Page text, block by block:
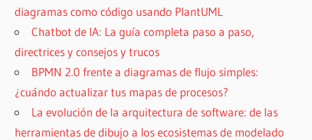
diagramas como código usando PlantUML
Chatbot de IA: La guía completa paso a paso,
directrices y consejos y trucos
BPMN 2.0 frente a diagramas de flujo simples:
¿cuándo actualizar tus mapas de procesos?
La evolución de la arquitectura de software: de las
herramientas de dibujo a los ecosistemas de modelado